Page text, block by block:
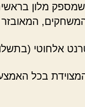
מלון בראשית,
המשחקים,
אלחוטי
בכל